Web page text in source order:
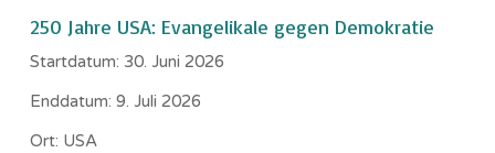
250 Jahre USA: Evangelikale gegen Demokratie
Startdatum: 30. Juni 2026
Enddatum: 9. Juli 2026
Ort: USA